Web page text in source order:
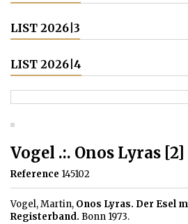
LIST 2026|3
LIST 2026|4
Vogel .:. Onos Lyras [2]
Reference 145102
Vogel, Martin, Onos Lyras. Der Esel
Registerband. Bonn 1973.